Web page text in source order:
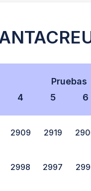
Pruebas
4 5 6
2909 2919
2998 2997